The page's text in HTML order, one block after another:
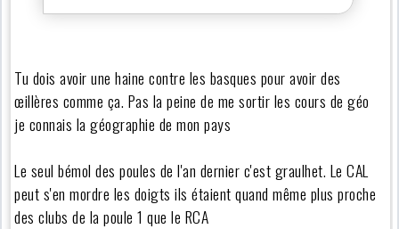
Tu dois avoir une haine contre les basques pour avoir des
œillères comme ça. Pas la peine de me sortir les cours de géo
je connais la géographie de mon pays
Le seul bémol des poules de l'an dernier c'est graulhet. Le CAL
peut s'en mordre les doigts ils étaient quand même plus proche
des clubs de la poule 1 que le RCA